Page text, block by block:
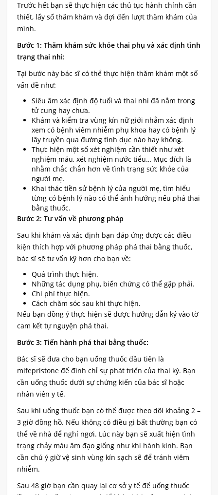
Trước hết bạn sẽ thực hiện các thủ tục hành chính cần
thiết, lấy số thăm khám và đợi đến lượt thăm khám của
mình.
Bước 1: Thăm khám sức khỏe thai phụ và xác định tình
trạng thai nhi:
Tại bước này bác sĩ có thể thực hiện thăm khám một số
vấn đề như:
Siêu âm xác định độ tuổi và thai nhi đã nằm trong
tử cung hay chưa.
Khám và kiểm tra vùng kín nữ giới nhằm xác định
xem có bệnh viêm nhiễm phụ khoa hay có bệnh lý
lây truyền qua đường tình dục nào hay không.
Thực hiện một số xét nghiệm cần thiết như xét
nghiệm máu, xét nghiệm nước tiểu… Mục đích là
nhằm chắc chắn hơn về tình trạng sức khỏe của
người mẹ.
Khai thác tiền sử bệnh lý của người mẹ, tìm hiểu
từng có bệnh lý nào có thể ảnh hưởng nếu phá thai
bằng thuốc.
Bước 2: Tư vấn về phương pháp
Sau khi khám và xác định bạn đáp ứng được các điều
kiện thích hợp với phương pháp phá thai bằng thuốc,
bác sĩ sẽ tư vấn kỹ hơn cho bạn về:
Quá trình thực hiện.
Những tác dụng phụ, biến chứng có thể gặp phải.
Chi phí thực hiện.
Cách chăm sóc sau khi thực hiện.
Nếu bạn đồng ý thực hiện sẽ được hướng dẫn ký vào tờ
cam kết tự nguyện phá thai.
Bước 3: Tiến hành phá thai bằng thuốc:
Bác sĩ sẽ đưa cho bạn uống thuốc đầu tiên là
mifepristone để đình chỉ sự phát triển của thai kỳ. Bạn
cần uống thuốc dưới sự chứng kiến của bác sĩ hoặc
nhân viên y tế.
Sau khi uống thuốc bạn có thể được theo dõi khoảng 2 –
3 giờ đồng hồ. Nếu không có điều gì bất thường bạn có
thể về nhà để nghỉ ngơi. Lúc này bạn sẽ xuất hiện tình
trạng chảy máu âm đạo giống như khi hành kinh. Bạn
cần chú ý giữ vệ sinh vùng kín sạch sẽ để tránh viêm
nhiễm.
Sau 48 giờ bạn cần quay lại cơ sở y tế để uống thuốc